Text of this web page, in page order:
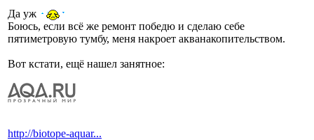
Да уж
Боюсь, если всё же ремонт победю и сделаю себе
пятиметровую тумбу, меня накроет акванакопительством.
Вот кстати, ещё нашел занятное:
http://biotope-aquar...